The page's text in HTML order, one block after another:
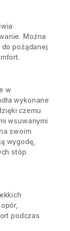
Można
pożądanej
w
wykonane
czemu
wsuwanymi
swoim
wygodę,
stóp
podczas